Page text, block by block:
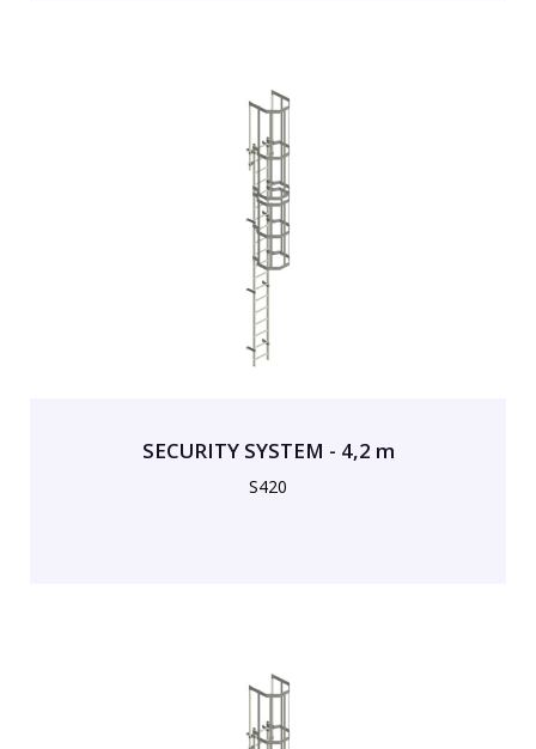
SECURITY SYSTEM - 4,2 m
S420